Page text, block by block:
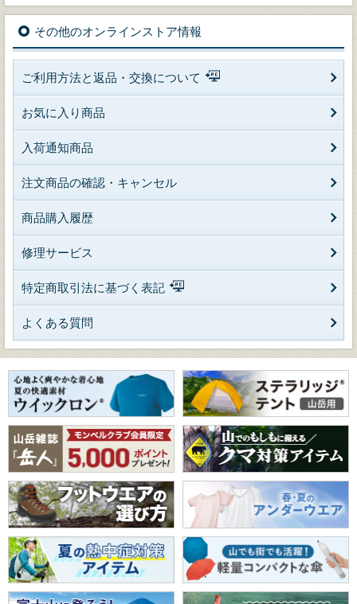
その他のオンラインストア情報
ご利用方法と返品・交換について
お気に入り商品
入荷通知商品
注文商品の確認・キャンセル
商品購入履歴
修理サービス
特定商取引法に基づく表記
よくある質問